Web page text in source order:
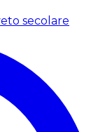
secolare